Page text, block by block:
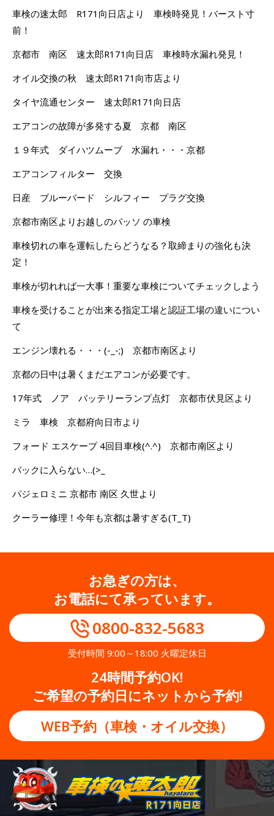
車検の速太郎 R171向日店より 車検時発見！バースト寸
前！
京都市 南区 速太郎R171向日店 車検時水漏れ発見！
オイル交換の秋 速太郎R171向市店より
タイヤ流通センター 速太郎R171向日店
エアコンの故障が多発する夏 京都 南区
１９年式 ダイハツムーブ 水漏れ・・・京都
エアコンフィルター 交換
日産 ブルーバード シルフィー プラグ交換
京都市南区よりお越しのパッソ の車検
車検切れの車を運転したらどうなる？取締まりの強化も決
定！
車検が切れれば一大事！重要な車検についてチェックしよう
車検を受けることが出来る指定工場と認証工場の違いについ
て
エンジン壊れる・・・(-_-;) 京都市南区より
京都の日中は暑くまだエアコンが必要です。
17年式 ノア バッテリーランプ点灯 京都市伏見区より
ミラ 車検 京都府向日市より
フォード エスケープ 4回目車検(^.^) 京都市南区より
バックに入らない…(>_
パジェロミニ 京都市 南区 久世より
クーラー修理！今年も京都は暑すぎる(T_T)
お急ぎの方は、
お電話にて承っています。
0800-832-5683
受付時間 9:00～18:00 火曜定休日
24時間予約OK!
ご希望の予約日にネットから予約!
WEB予約（車検・オイル交換）